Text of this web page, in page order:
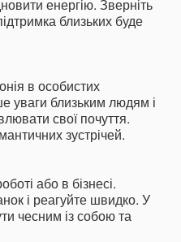
енергію. Зверніть
близьких буде
в особистих
уваги близьким людям і
свої почуття.
зустрічей.
або в бізнесі.
і реагуйте швидко. У
чесним із собою та